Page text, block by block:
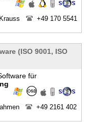
+49 170 5541
(ISO 9001, ISO
für
+49 2161 402